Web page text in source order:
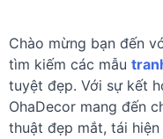
Chào mừng bạn đến
tìm kiếm các mẫu
tuyệt đẹp. Với sự kết
OhaDecor mang đến
thuật đẹp mắt, tái